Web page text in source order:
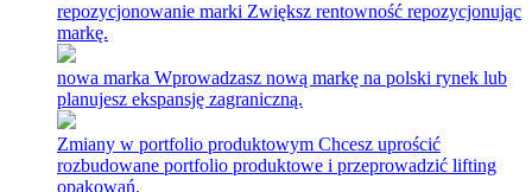
repozycjonowanie marki Zwiększ rentowność repozycjonując
markę.
nowa marka Wprowadzasz nową markę na polski rynek lub
planujesz ekspansję zagraniczną.
Zmiany w portfolio produktowym Chcesz uprościć
rozbudowane portfolio produktowe i przeprowadzić lifting
opakowań.